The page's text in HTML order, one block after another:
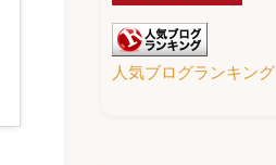
人気ブログランキング